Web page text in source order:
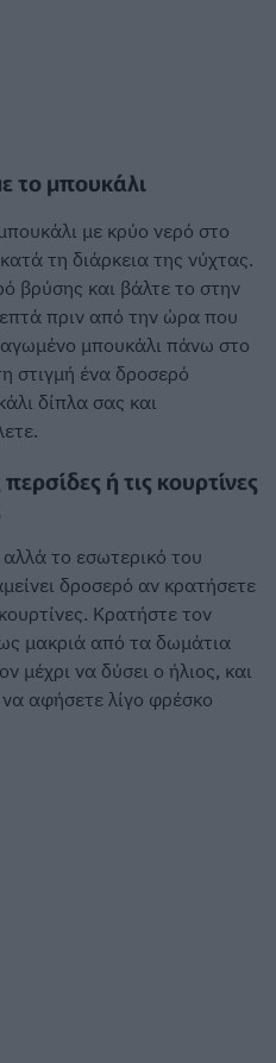
το μπουκάλι
με κρύο νερό στο
τη διάρκεια της νύχτας.
βρύσης και βάλτε το στην
πριν από την ώρα που
μπουκάλι πάνω στο
στιγμή ένα δροσερό
δίπλα σας και
ή τις κουρτίνες
το εσωτερικό του
δροσερό αν κρατήσετε
Κρατήστε τον
μακριά από τα δωμάτια
μέχρι να δύσει ο ήλιος, και
αφήσετε λίγο φρέσκο